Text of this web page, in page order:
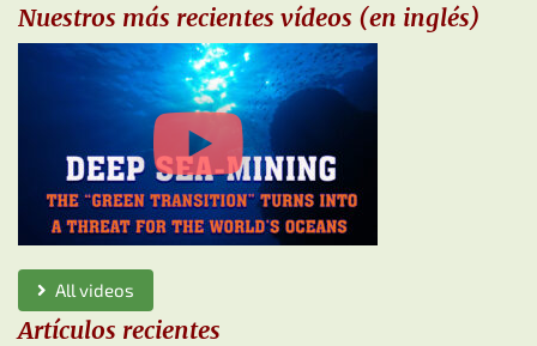
Nuestros más recientes vídeos (en inglés)
All videos
Artículos recientes